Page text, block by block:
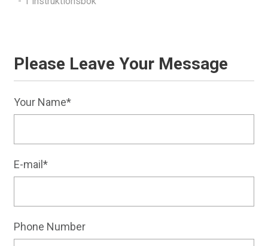
Please Leave Your Message
Your Name*
E-mail*
Phone Number